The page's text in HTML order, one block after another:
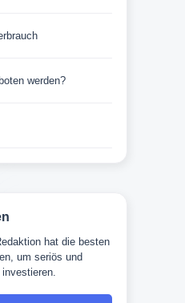
werden?
hat die besten
um seriös und